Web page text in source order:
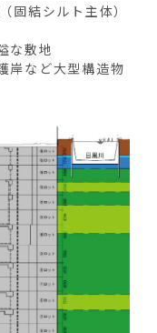
固結シルト主体）
な敷地
岸など大型構造物